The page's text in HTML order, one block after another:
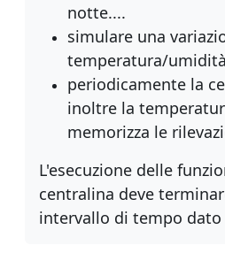
notte....
simulare una
temperatura/umidità
periodicamente la
inoltre la
memorizza le
L'esecuzione delle
centralina deve
intervallo di tempo